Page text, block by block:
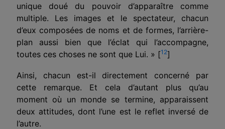
unique doué du pouvoir d’apparaître comme
multiple. Les images et le spectateur, chacun
d’eux compo­sées de noms et de formes, l’arrière-
plan aussi bien que l’éclat qui l’accompagne,
toutes ces choses ne sont que Lui. » [12]
Ainsi, chacun est-il directement concerné par
cette remarque. Et cela d’autant plus qu’au
moment où un monde se termine, apparaissent
deux attitudes, dont l’une est le reflet inversé de
l’autre.